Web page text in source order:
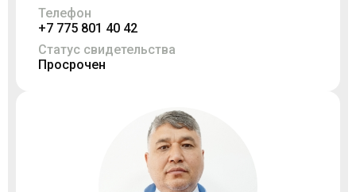
Телефон
+7 775 801 40 42
Статус свидетельства
Просрочен